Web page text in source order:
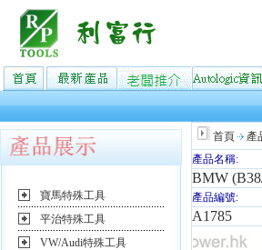
寶馬特殊工具
平治特殊工具
VW/Audi特殊工具
首頁 產
產品名稱:
BMW
產品編號:
A1785